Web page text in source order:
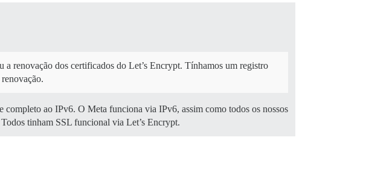
renovação dos certificados do Let’s Encrypt. Tínhamos um registro
ao IPv6. O Meta funciona via IPv6, assim como todos os nossos
tinham SSL funcional via Let’s Encrypt.